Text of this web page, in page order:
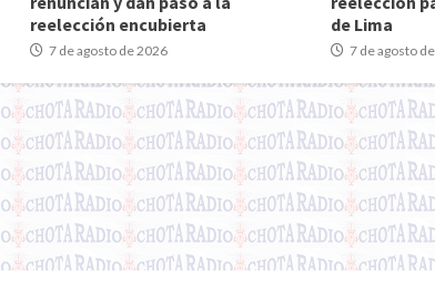
reelección encubierta
7 de agosto de 2026
de Lima
7 de agosto